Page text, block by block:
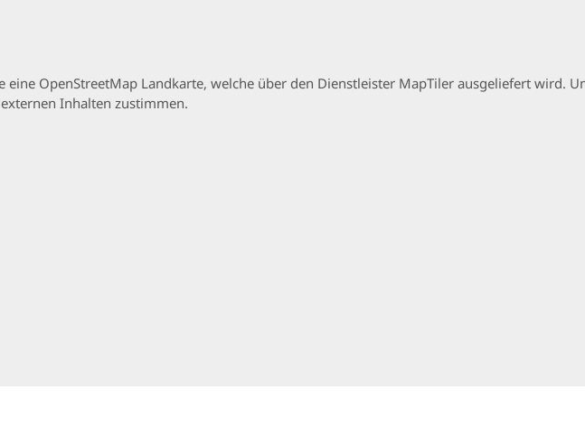
eine OpenStreetMap Landkarte, welche über den Dienstleister MapTiler ausgeliefert wird.
Inhalten zustimmen.